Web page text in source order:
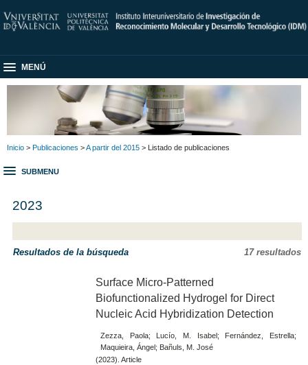
MENÚ
Inicio > Publicaciones >A partir del 2015 > Listado de publicaciones
SUBMENU
2023
Resultados de la búsqueda 17 resultados
Surface Micro-Patterned
Biofunctionalized Hydrogel for Direct
Nucleic Acid Hybridization Detection
Zezza, Paola; Lucío, M. Isabel; Fernández, Estrella;
Maquieira, Ángel; Bañuls, M. José
(2023). Article